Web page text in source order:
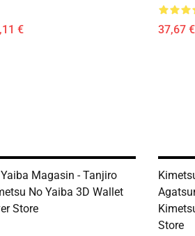
€ 37,67
Magasin - Tanjiro
No Yaiba 3D Wallet
Store
Store